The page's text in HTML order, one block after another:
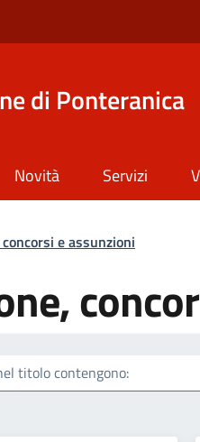
di Ponteranica
Novità Servizi
panee assunzioni
titolo contengono: